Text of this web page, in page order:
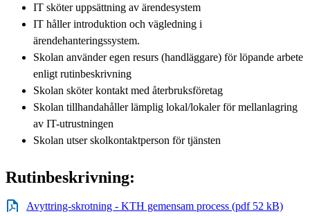
IT sköter uppsättning av ärendesystem
IT håller introduktion och vägledning i
ärendehanteringssystem.
Skolan använder egen resurs (handläggare) för löpande arbete
enligt rutinbeskrivning
Skolan sköter kontakt med återbruksföretag
Skolan tillhandahåller lämplig lokal/lokaler för mellanlagring
av IT-utrustningen
Skolan utser skolkontaktperson för tjänsten
Rutinbeskrivning:
Avyttring-skrotning - KTH gemensam process (pdf 52 kB)